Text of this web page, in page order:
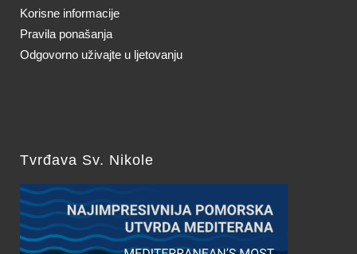
Korisne informacije
Pravila ponašanja
Odgovorno uživajte u ljetovanju
Tvrđava Sv. Nikole